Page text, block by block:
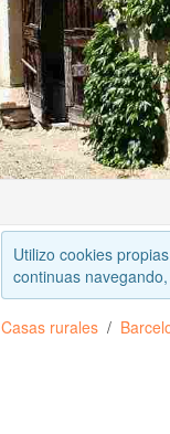
Utilizo cookies
continuas
Casas rurales